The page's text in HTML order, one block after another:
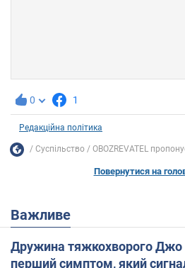
0 1
Редакційна політика
Суспільство OBOZREVATEL
Повернутися на
Важливе
Дружина тяжкохворого Джо
перший симптом, який